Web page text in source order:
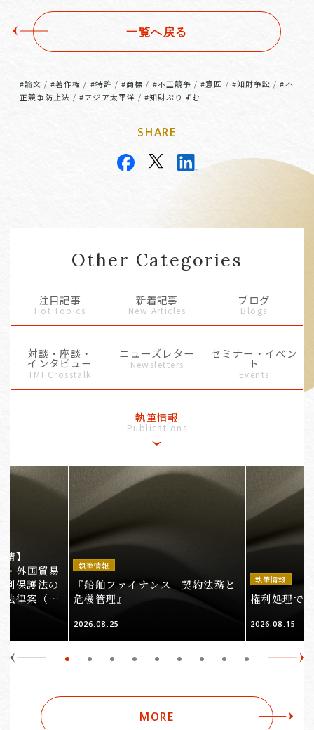
一覧へ戻る
#論文 /#著作権 / #特許 /#商標 / #不正競争 /#意匠 / #知財争訟 /#不
正競争防止法 /#アジア太平洋 /#知財ぷりずむ
SHARE
Other Categories
注目記事
Hot Topics
新着記事
New Articles
ブログ
Blogs
対談・座談・
インタビュー
TMI Crosstalk
ニューズレター
Newsletters
セミナー・イベン
ト
Events
執筆情報
Publications
】
外国貿易
利保護法の
法律案（そ
執筆情報
『船舶ファイナンス 契約法務と
危機管理』
2026.08.25
執筆情報
権利処理で
2026.08.15
MORE